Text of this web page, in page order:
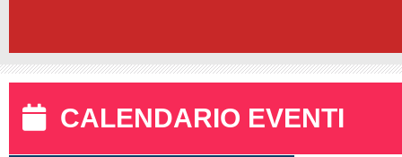
CALENDARIO EVENTI